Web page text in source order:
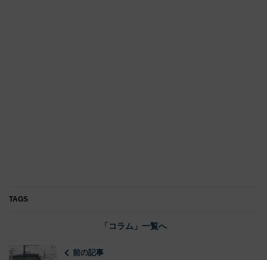
TAGS
「コラム」一覧へ
前の記事